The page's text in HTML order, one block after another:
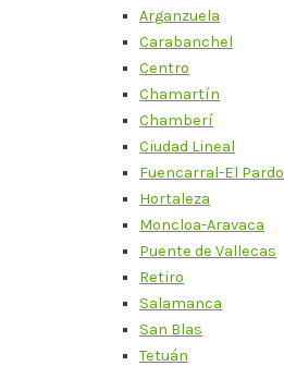
Arganzuela
Carabanchel
Centro
Chamartín
Chamberí
Ciudad Lineal
Fuencarral-El Pardo
Hortaleza
Moncloa-Aravaca
Puente de Vallecas
Retiro
Salamanca
San Blas
Tetuán